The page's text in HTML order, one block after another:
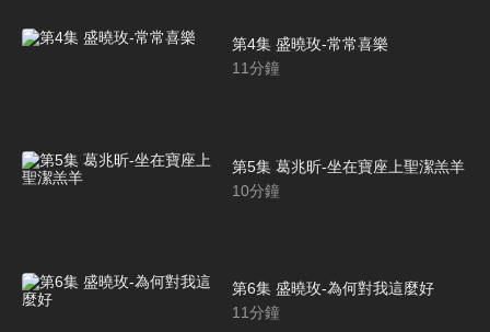
第4集 盛曉玫-常常喜樂
11分鐘
第5集 葛兆昕-坐在寶座上聖潔羔羊
10分鐘
第6集 盛曉玫-為何對我這麼好
11分鐘